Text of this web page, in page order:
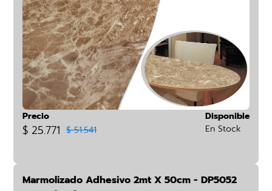
Precio
$ 25.771 $ 51.541
Disponible
En Stock
Marmolizado Adhesivo 2mt X 50cm - DP5052